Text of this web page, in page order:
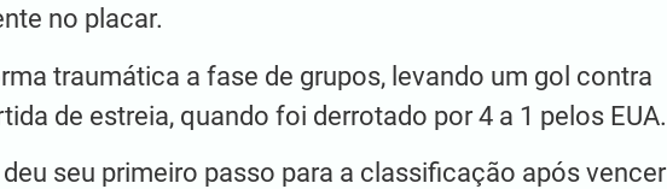
no placar.
traumática a fase de grupos, levando um gol contra
de estreia, quando foi derrotado por 4 a 1 pelos EUA.
seu primeiro passo para a classificação após vencer